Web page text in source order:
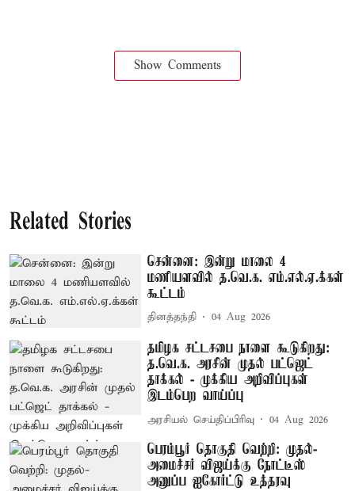
Show Comments
Related Stories
சென்னை: இன்று மாலை 4
மணியளவில் த.வெ.க. எம்.எல்.ஏ.க்கள்
கூட்டம்
தினத்தந்தி 04 Aug 2026
தமிழக சட்டசபை நாளை கூடுகிறது:
த.வெ.க. அரசின் முதல் பட்ஜெட்
தாக்கல் - முக்கிய அறிவிப்புகள்
இடம்பெற வாய்ப்பு
அரசியல் செய்திப்பிரிவு 04 Aug 2026
பெரம்பூர் தொகுதி வெற்றி: முதல்-
அமைச்சர் விஜய்க்கு நோட்டீஸ்
அனுப்ப ஐகோர்ட்டு உத்தரவு